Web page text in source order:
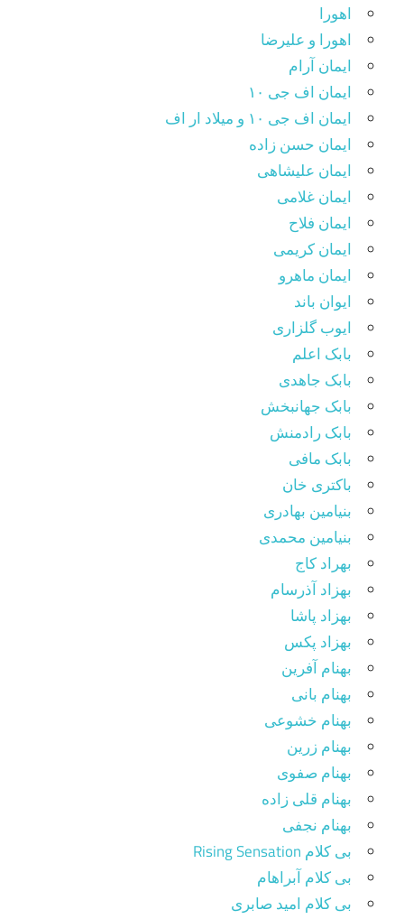
اهورا
اهورا و علیرضا
ایمان آرام
ایمان اف جی ۱۰
ایمان اف جی ۱۰ و میلاد ار اف
ایمان حسن زاده
ایمان علیشاهی
ایمان غلامی
ایمان فلاح
ایمان کریمی
ایمان ماهرو
ایوان باند
ایوب گلزاری
بابک اعلم
بابک جاهدی
بابک جهانبخش
بابک رادمنش
بابک مافی
باکتری خان
بنیامین بهادری
بنیامین محمدی
بهراد کاج
بهزاد آذرسام
بهزاد پاشا
بهزاد پکس
بهنام آفرین
بهنام بانی
بهنام خشوعی
بهنام زرین
بهنام صفوی
بهنام قلی زاده
بهنام نجفی
بی کلام Rising Sensation
بی کلام آبراهام
بی کلام امید صابری